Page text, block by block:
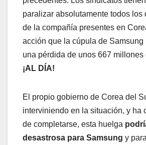
paralizar absolutamente todos los
de la compañía presentes en
acción que la cúpula de Samsung
una pérdida de unos 667
¡AL DÍA!
El propio gobierno de Corea del
interviniendo en la situación, y ha
de completarse, esta huelga
desastrosa para Samsung y